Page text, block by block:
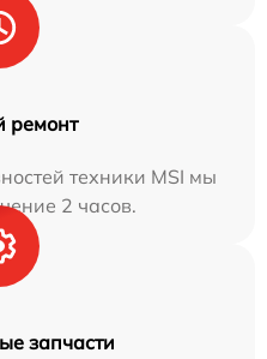
ремонт
техники MSI мы
2 часов.
запчасти